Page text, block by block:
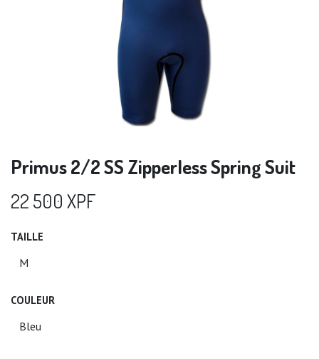
Primus 2/2 SS Zipperless Spring Suit
22 500 XPF
TAILLE
COULEUR